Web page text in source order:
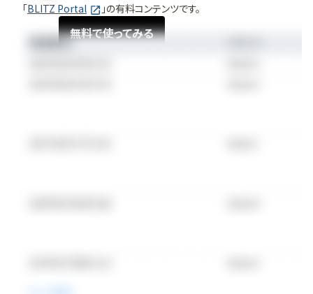
「BLITZ Portal 」の有料コンテンツです。
無料で使ってみる